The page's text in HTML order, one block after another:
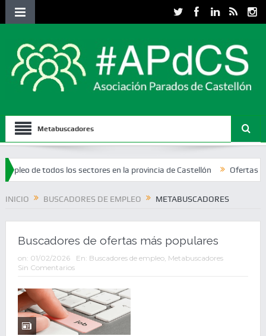
Metabuscadores
de todos los sectores en la provincia de Castellón Ofertas de
INICIO BUSCADORES DE EMPLEO METABUSCADORES
Buscadores de ofertas más populares
on: 01/02/2026 En: Buscadores de empleo, Metabuscadores
Sin Comentarios